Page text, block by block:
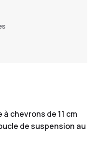
chevrons de 11 cm
de suspension au